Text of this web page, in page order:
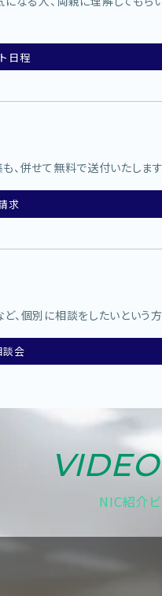
日程
併せて無料で送付いたしま
求
、個別に相談をしたいという
談会
NIC紹介